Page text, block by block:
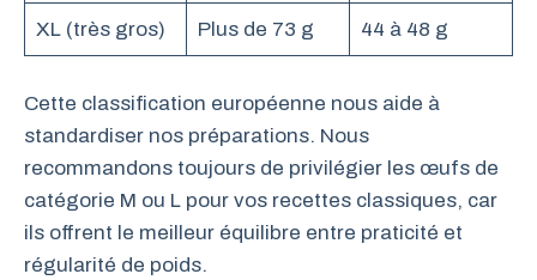
XL (très gros) Plus de 73 g 44 à 48 g
Cette classification européenne nous aide à
standardiser nos préparations. Nous
recommandons toujours de privilégier les œufs de
catégorie M ou L pour vos recettes classiques, car
ils offrent le meilleur équilibre entre praticité et
régularité de poids.